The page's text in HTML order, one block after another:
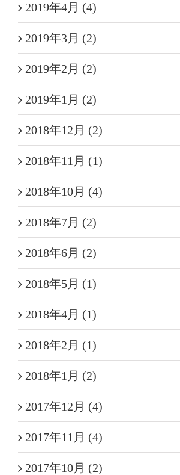
2019年4月 (4)
2019年3月 (2)
2019年2月 (2)
2019年1月 (2)
2018年12月 (2)
2018年11月 (1)
2018年10月 (4)
2018年7月 (2)
2018年6月 (2)
2018年5月 (1)
2018年4月 (1)
2018年2月 (1)
2018年1月 (2)
2017年12月 (4)
2017年11月 (4)
2017年10月 (2)